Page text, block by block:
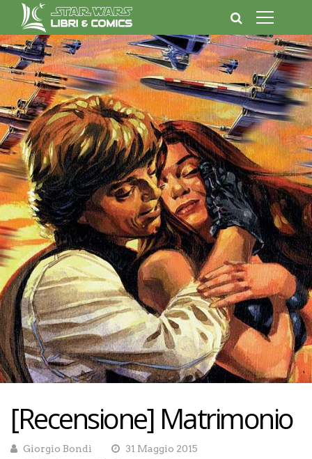
[Recensione] Matrimonio
Giorgio Bondì
31 Maggio 2015